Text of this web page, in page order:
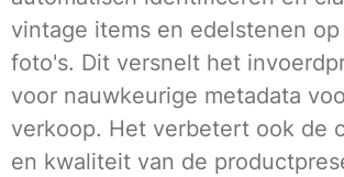
vintage items en edelstenen op
foto's. Dit versnelt het
voor nauwkeurige metadata
verkoop. Het verbetert ook de
en kwaliteit van de